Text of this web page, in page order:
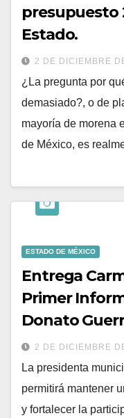
presupuesto
Estado.
2 DE DICIEMBRE
¿La pregunta por
demasiado?, o de
mayoría de morena
de México, es
ESTADO DE MÉXICO
Entrega
Primer
Donato
2 DE DICIEMBRE
La presidenta
permitirá mantener
y fortalecer la